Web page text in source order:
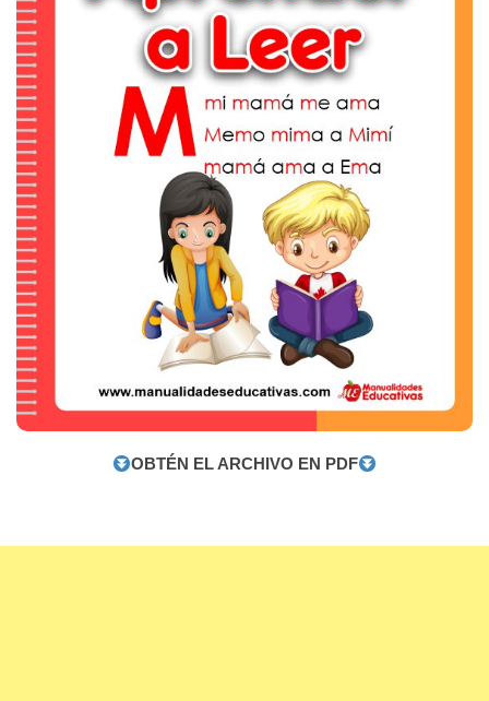
OBTÉN EL ARCHIVO EN PDF